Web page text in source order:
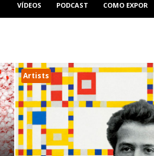
VÍDEOS PODCAST COMO EXPOR
Artists